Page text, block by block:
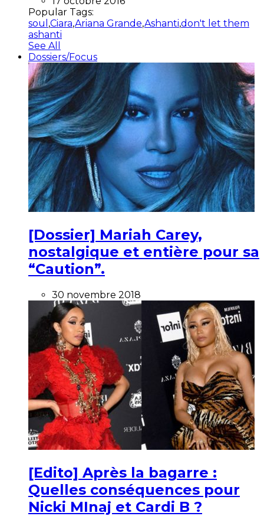
Popular Tags:
soul ,Ciara,Ariana Grande,Ashanti,don't let them
ashanti
See All
Dossiers/Focus
[Dossier] Mariah Carey,
nostalgique et entière pour sa
“Caution”.
30 novembre 2018
[Edito] Après la bagarre :
Quelles conséquences pour
Nicki MInaj et Cardi B ?